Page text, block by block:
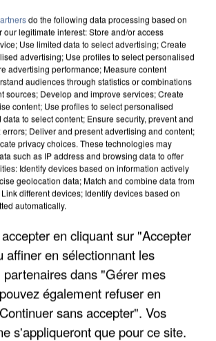
CES CANICULES, LES REFUGES
SONT...
do the following data processing based on
our legitimate interest: Store and/or access
Use limited data to select advertising; Create
advertising; Use profiles to select personalised
advertising performance; Measure content
audiences through statistics or combinations
sources; Develop and improve services; Create
content; Use profiles to select personalised
to select content; Ensure security, prevent and
errors; Deliver and present advertising and content;
privacy choices. These technologies may
such as IP address and browsing data to offer
Identify devices based on information actively
geolocation data; Match and combine data from
different devices; Identify devices based on
automatically.
en cliquant sur "Accepter
affiner en sélectionnant les
partenaires dans "Gérer mes
également refuser en
sans accepter". Vos
s'appliqueront que pour ce site.